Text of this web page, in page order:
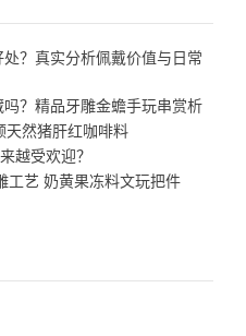
？真实分析佩戴价值与日常
？精品牙雕金蟾手玩串赏析
然猪肝红咖啡料
越受欢迎？
工艺 奶黄果冻料文玩把件